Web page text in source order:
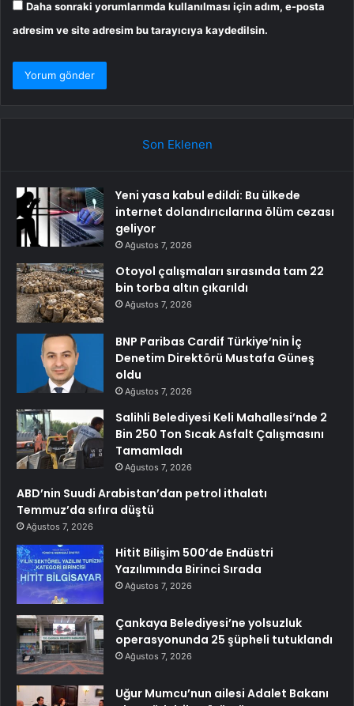
Daha sonraki yorumlarımda kullanılması için adım, e-posta
adresim ve site adresim bu tarayıcıya kaydedilsin.
Son Eklenen
Yeni yasa kabul edildi: Bu ülkede
internet dolandırıcılarına ölüm cezası
geliyor
Ağustos 7, 2026
Otoyol çalışmaları sırasında tam 22
bin torba altın çıkarıldı
Ağustos 7, 2026
BNP Paribas Cardif Türkiye’nin İç
Denetim Direktörü Mustafa Güneş
oldu
Ağustos 7, 2026
Salihli Belediyesi Keli Mahallesi’nde 2
Bin 250 Ton Sıcak Asfalt Çalışmasını
Tamamladı
Ağustos 7, 2026
ABD’nin Suudi Arabistan’dan petrol ithalatı
Temmuz’da sıfıra düştü
Ağustos 7, 2026
Hitit Bilişim 500’de Endüstri
Yazılımında Birinci Sırada
Ağustos 7, 2026
Çankaya Belediyesi’ne yolsuzluk
operasyonunda 25 şüpheli tutuklandı
Ağustos 7, 2026
Uğur Mumcu’nun ailesi Adalet Bakanı